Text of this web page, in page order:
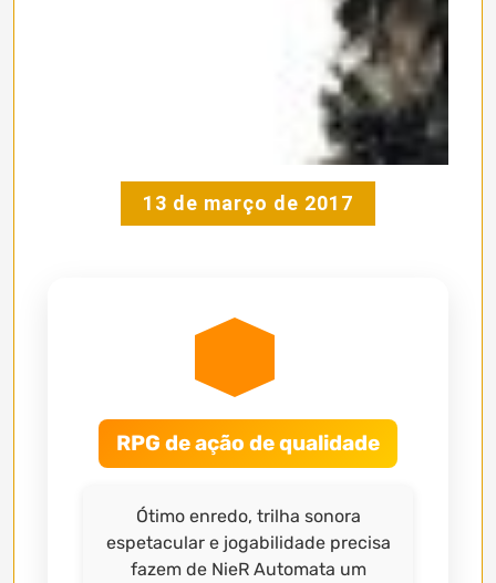
13 de março de 2017
RPG de ação de qualidade
Ótimo enredo, trilha sonora
espetacular e jogabilidade precisa
fazem de NieR Automata um